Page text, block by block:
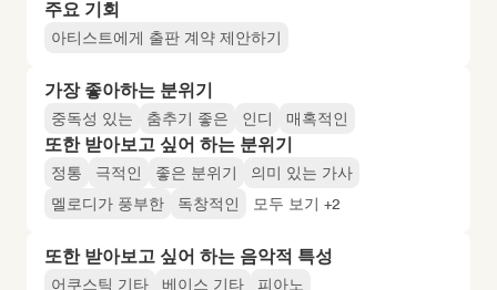
주요 기회
아티스트에게 출판 계약 제안하기
가장 좋아하는 분위기
중독성 있는 춤추기 좋은 인디 매혹적인
또한 받아보고 싶어 하는 분위기
정통 극적인 좋은 분위기
의미 있는 가사
멜로디가 풍부한
독창적인 모두 보기 +2
또한 받아보고 싶어 하는 음악적 특성
어쿠스틱 기타 베이스 기타 피아노